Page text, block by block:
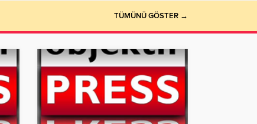
TÜMÜNÜ GÖSTER →